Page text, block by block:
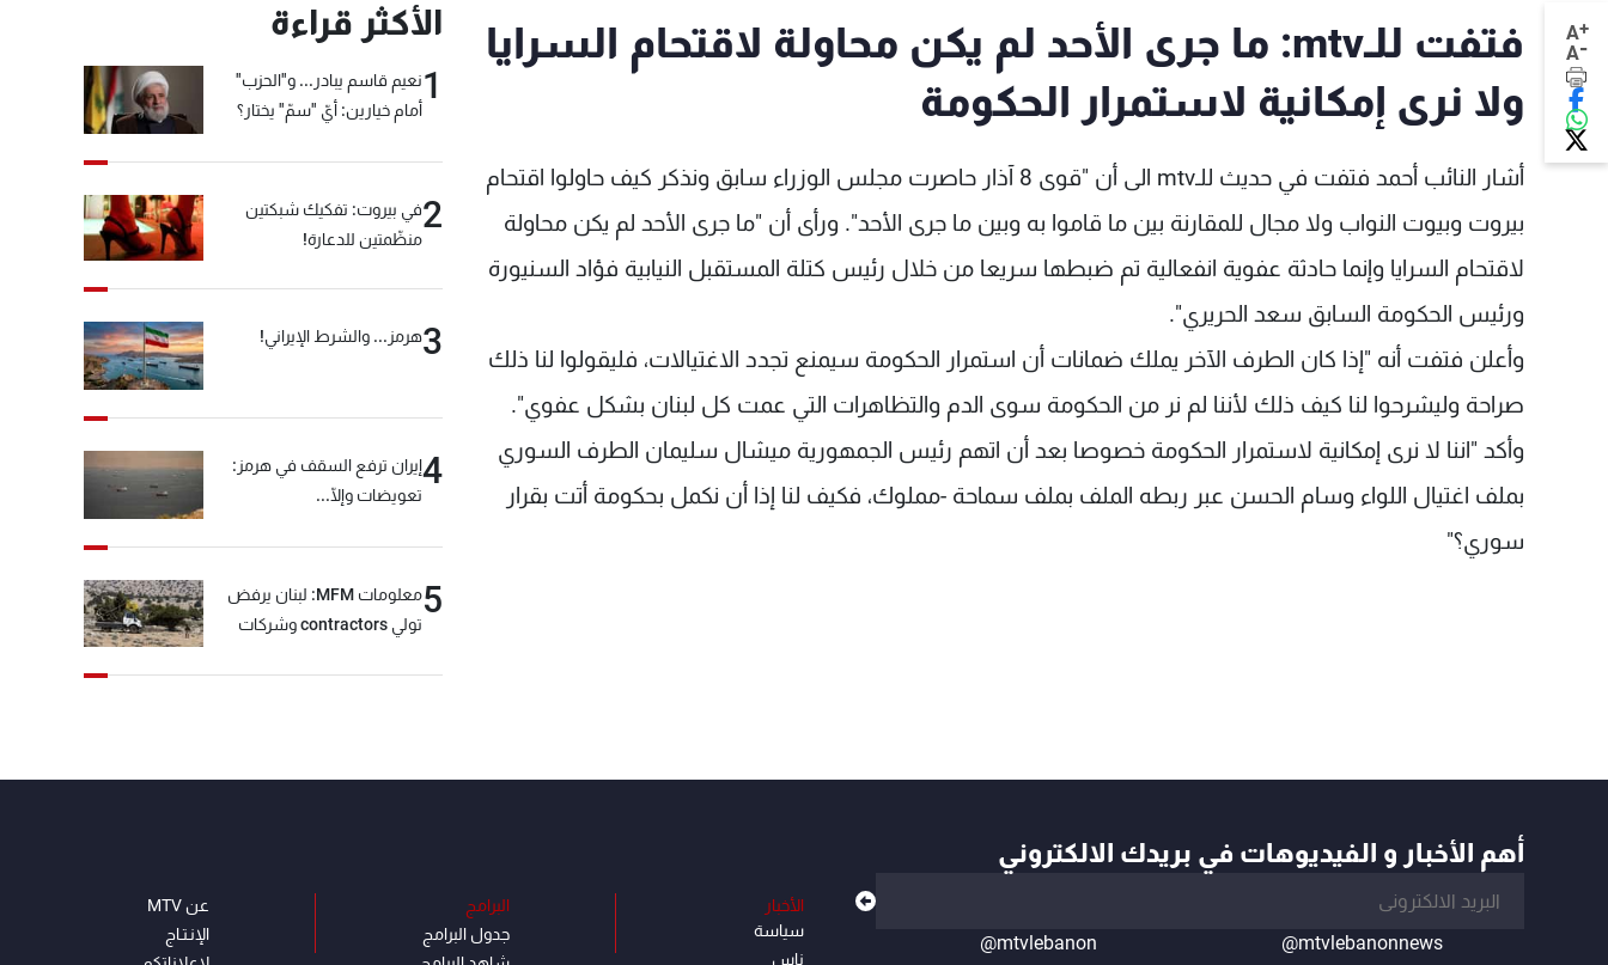
A+
A-
فتفت للـmtv: ما جرى الأحد لم يكن محاولة لاقتحام السرايا
ولا نرى إمكانية لاستمرار الحكومة
أشار النائب أحمد فتفت في حديث للـmtv الى أن "قوى 8 آذار حاصرت مجلس الوزراء سابق ونذكر كيف حاولوا اقتحام
بيروت وبيوت النواب ولا مجال للمقارنة بين ما قاموا به وبين ما جرى الأحد". ورأى أن "ما جرى الأحد لم يكن محاولة
لاقتحام السرايا وإنما حادثة عفوية انفعالية تم ضبطها سريعا من خلال رئيس كتلة المستقبل النيابية فؤاد السنيورة
ورئيس الحكومة السابق سعد الحريري".
وأعلن فتفت أنه "إذا كان الطرف الآخر يملك ضمانات أن استمرار الحكومة سيمنع تجدد الاغتيالات، فليقولوا لنا ذلك
صراحة وليشرحوا لنا كيف ذلك لأننا لم نر من الحكومة سوى الدم والتظاهرات التي عمت كل لبنان بشكل عفوي".
وأكد "اننا لا نرى إمكانية لاستمرار الحكومة خصوصا بعد أن اتهم رئيس الجمهورية ميشال سليمان الطرف السوري
بملف اغتيال اللواء وسام الحسن عبر ربطه الملف بملف سماحة -مملوك، فكيف لنا إذا أن نكمل بحكومة أتت بقرار
سوري؟"
الأكثر قراءة
1نعيم قاسم يبادر... و"الحزب"
أمام خيارين: أيّ "سمّ" يختار؟
2في بيروت: تفكيك شبكتين
منظّمتين للدعارة!
3هرمز... والشرط الإيراني!
4إيران ترفع السقف في هرمز:
تعويضات وإلّا...
5
معلومات MFM: لبنان يرفض
تولي contractors وشركات
أهم الأخبار و الفيديوهات في بريدك الالكتروني
@mtvlebanonnews
@mtvlebanon
الأخبار
سياسة
ناس
البرامج
جدول البرامج
عن MTV
الإنـتـاج